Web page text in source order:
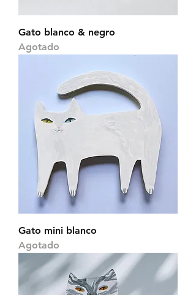
Gato blanco & negro
Agotado
Gato mini blanco
Agotado